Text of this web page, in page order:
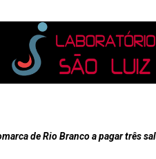
de Rio Branco a pagar três